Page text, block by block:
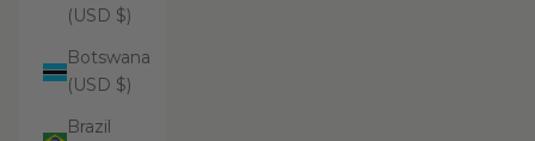
(USD $)
Botswana
(USD $)
Brazil